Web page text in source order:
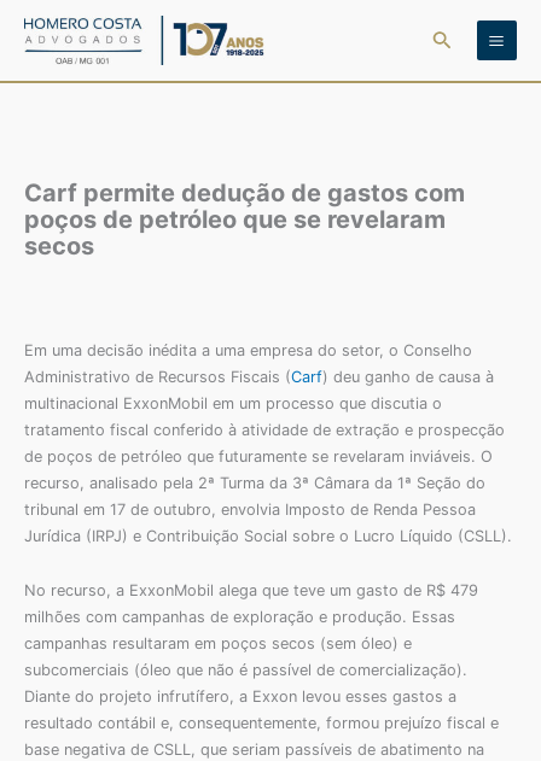
para
Pesquisar
Carf permite dedução de gastos com
poços de petróleo que se revelaram
secos
Em uma decisão inédita a uma empresa do setor, o Conselho
Administrativo de Recursos Fiscais (Carf) deu ganho de causa à
multinacional ExxonMobil em um processo que discutia o
tratamento fiscal conferido à atividade de extração e prospecção
de poços de petróleo que futuramente se revelaram inviáveis. O
recurso, analisado pela 2ª Turma da 3ª Câmara da 1ª Seção do
tribunal em 17 de outubro, envolvia Imposto de Renda Pessoa
Jurídica (IRPJ) e Contribuição Social sobre o Lucro Líquido (CSLL).
No recurso, a ExxonMobil alega que teve um gasto de R$ 479
milhões com campanhas de exploração e produção. Essas
campanhas resultaram em poços secos (sem óleo) e
subcomerciais (óleo que não é passível de comercialização).
Diante do projeto infrutífero, a Exxon levou esses gastos a
resultado contábil e, consequentemente, formou prejuízo fiscal e
base negativa de CSLL, que seriam passíveis de abatimento na